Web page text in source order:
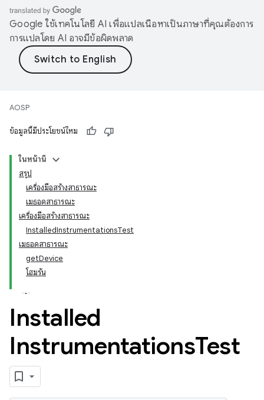
Google ใช้เทคโนโลยี AI เพื่อแปลเนื้อหาเป็นภาษาที่คุณต้องการ
การแปลโดย AI อาจมีข้อผิดพลาด
AOSP
ข้อมูลนี้มีประโยชน์ไหม
ในหน้านี้
สรุป
เครื่องมือสร้างสาธารณะ
เมธอดสาธารณะ
เครื่องมือสร้างสาธารณะ
InstalledInstrumentationsTest
เมธอดสาธารณะ
getDevice
โฮมรัน
Installed
InstrumentationsTest